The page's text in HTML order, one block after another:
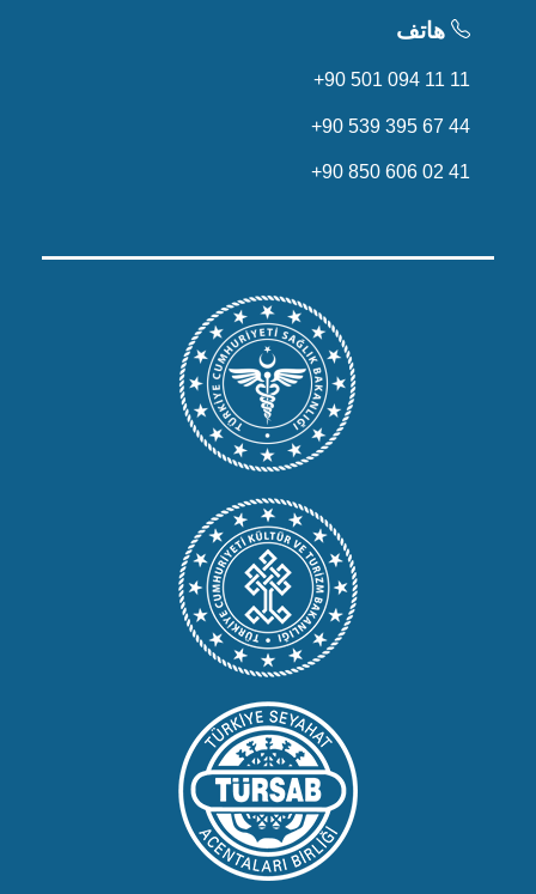
هاتف
+90 501 094 11 11
+90 539 395 67 44
+90 850 606 02 41